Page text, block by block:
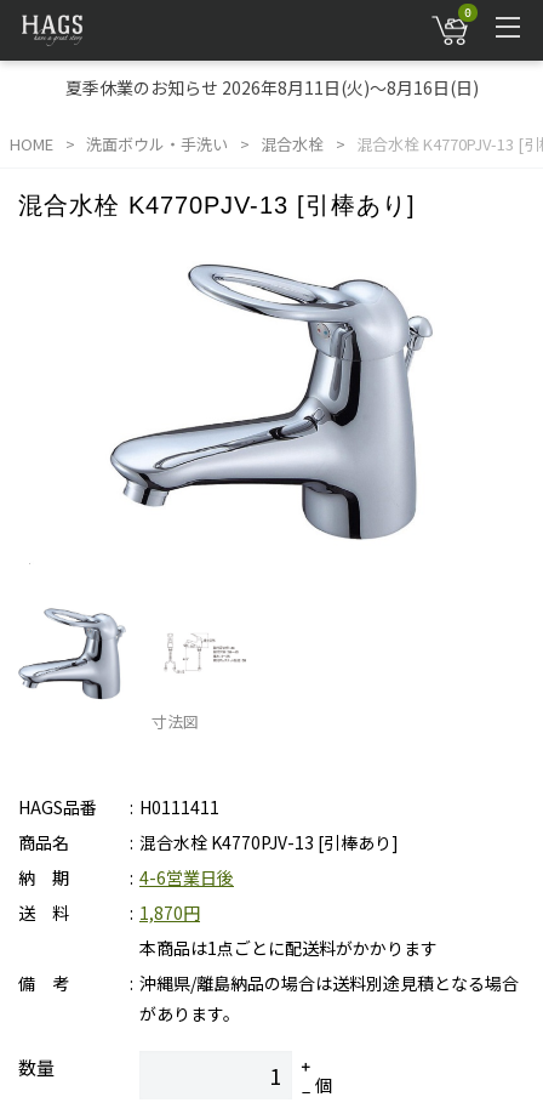
0
夏季休業のお知らせ 2026年8月11日(火)～8月16日(日)
HOME 洗面ボウル・手洗い 混合水栓 混合水栓 K4770PJV-13 [
混合水栓 K4770PJV-13 [引棒あり]
寸法図
HAGS品番
H0111411
商品名
混合水栓 K4770PJV-13 [引棒あり]
納 期
4-6営業日後
送 料
1,870円
本商品は1点ごとに配送料がかかります
備 考
沖縄県/離島納品の場合は送料別途見積となる場合
があります。
数量
個